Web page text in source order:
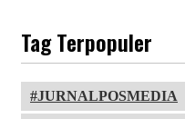
Tag Terpopuler
JURNALPOSMEDIA